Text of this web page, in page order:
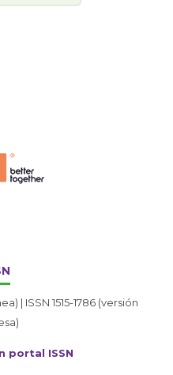
| ISSN 1515-1786 (versión
portal ISSN